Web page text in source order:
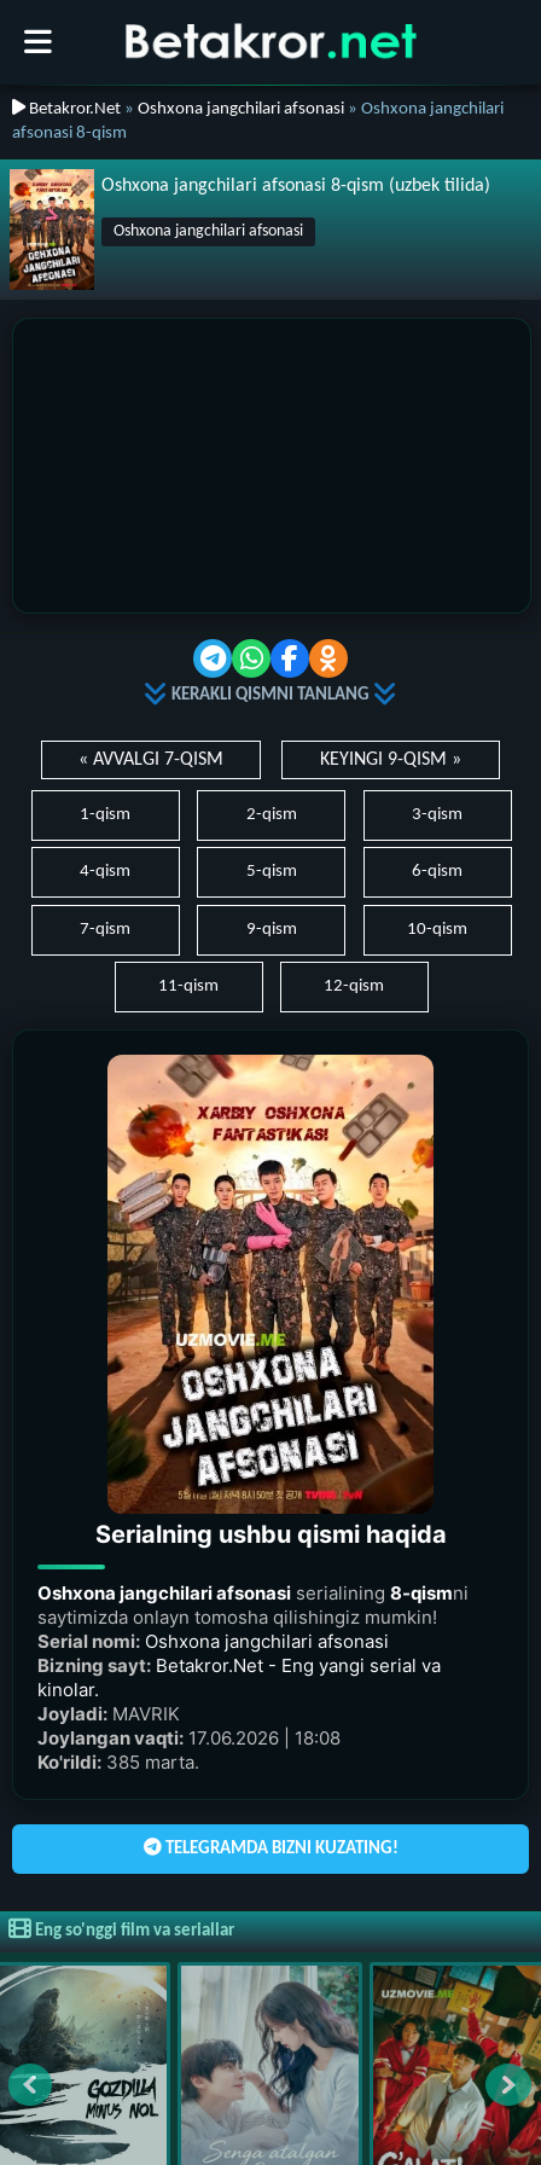
Betakror.Net » Oshxona jangchilari afsonasi » Oshxona jangchilari
afsonasi 8-qism
Oshxona jangchilari afsonasi 8-qism (uzbek tilida)
Oshxona jangchilari afsonasi
KERAKLI QISMNI TANLANG
« AVVALGI 7-QISM KEYINGI 9-QISM »
1-qism 2-qism 3-qism
4-qism 5-qism 6-qism
7-qism 9-qism 10-qism
11-qism 12-qism
Serialning ushbu qismi haqida
Oshxona jangchilari afsonasi serialining 8-qismni
saytimizda onlayn tomosha qilishingiz mumkin!
Serial nomi: Oshxona jangchilari afsonasi
Bizning sayt: Betakror.Net - Eng yangi serial va
kinolar.
Joyladi: MAVRIK
Joylangan vaqti: 17.06.2026 | 18:08
Ko'rildi: 385 marta.
TELEGRAMDA BIZNI KUZATING!
Eng so'nggi film va seriallar